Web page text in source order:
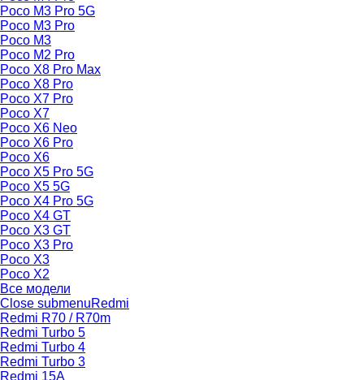
Poco M3 Pro 5G
Poco M3 Pro
Poco M3
Poco M2 Pro
Poco X8 Pro Max
Poco X8 Pro
Poco X7 Pro
Poco X7
Poco X6 Neo
Poco X6 Pro
Poco X6
Poco X5 Pro 5G
Poco X5 5G
Poco X4 Pro 5G
Poco X4 GT
Poco X3 GT
Poco X3 Pro
Poco X3
Poco X2
Все модели
Close submenuRedmi
Redmi R70 / R70m
Redmi Turbo 5
Redmi Turbo 4
Redmi Turbo 3
Redmi 15A